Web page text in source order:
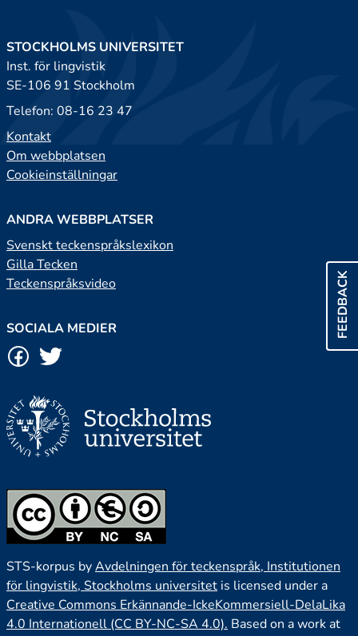
FEEDBACK
STOCKHOLMS UNIVERSITET
Inst. för lingvistik
SE-106 91 Stockholm
Telefon: 08-16 23 47
Kontakt
Om webbplatsen
Cookieinställningar
ANDRA WEBBPLATSER
Svenskt teckenspråkslexikon
Gilla Tecken
Teckenspråksvideo
SOCIALA MEDIER
STS-korpus byAvdelningen för teckenspråk, Institutionen
för lingvistik, Stockholms universitet is licensed under a
Creative Commons Erkännande-IckeKommersiell-DelaLika
4.0 Internationell (CC BY-NC-SA 4.0). Based on a work at